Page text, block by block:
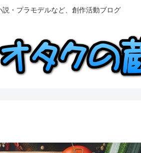
説・プラモデルなど、創作活動ブログ